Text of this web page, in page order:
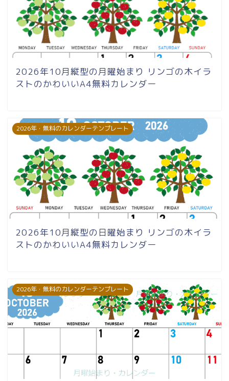
2026年10月縦型の月曜始まり リンゴの木イラ
ストのかわいいA4無料カレンダー
2026年・無料のカレンダーテンプレート
2026年10月縦型の日曜始まり リンゴの木イラ
ストのかわいいA4無料カレンダー
2026年・無料のカレンダーテンプレート